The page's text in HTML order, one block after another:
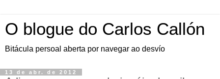
O blogue do Carlos Callón
Bitácula persoal aberta por navegar ao desvío
13 de abr. de 2012